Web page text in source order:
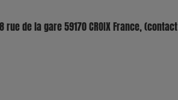
de la gare 59170 CROIX France,